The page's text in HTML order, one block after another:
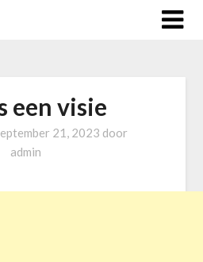
een visie
21, 2023 door
admin